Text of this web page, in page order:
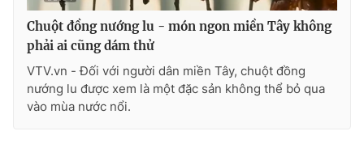
VTV4
VTV9 VTV8
Chuột đồng nướng lu - món ngon miền Tây không
phải ai cũng dám thử
VTV.vn - Đối với người dân miền Tây, chuột đồng
nướng lu được xem là một đặc sản không thể bỏ qua
vào mùa nước nổi.